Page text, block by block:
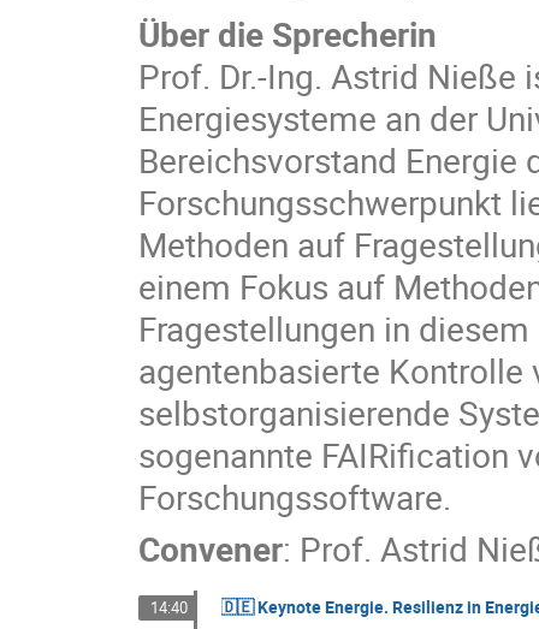
Über die Sprecherin
Prof. Dr.-Ing. Astrid
Energiesysteme an der
Bereichsvorstand Energie
Forschungsschwerpunkt
Methoden auf
einem Fokus auf
Fragestellungen in
agentenbasierte Kontrolle
selbstorganisierende
sogenannte FAIRification
Forschungssoftware.
Convener: Prof. Astrid
14:40 🇩🇪 Keynote Energie. Resilienz in